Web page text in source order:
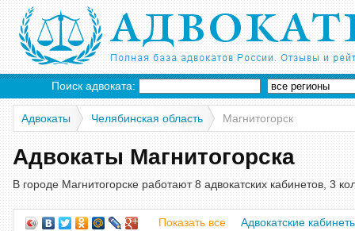
Поиск адвоката:
Адвокаты Челябинская область Магнитогорск
Адвокаты Магнитогорска
В городе Магнитогорске работают 8 адвокатских кабинетов, 3
Показать все Адвокатские